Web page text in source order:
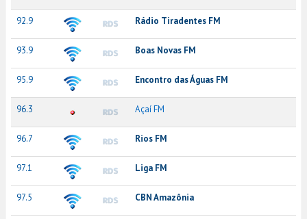
92.9 Rádio Tiradentes FM
93.9 Boas Novas FM
95.9 Encontro das Águas FM
96.3 Açaí FM
96.7 Rios FM
97.1 Liga FM
97.5 CBN Amazônia